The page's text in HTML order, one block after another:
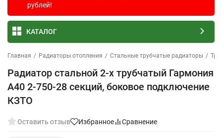
рублей!
КАТАЛОГ
Главная / Радиаторы отопления / Стальные трубчатые радиаторы /
Радиатор стальной 2-х трубчатый Гармония
А40 2-750-28 секций, боковое подключение
КЗТО
Оставить отзыв Избранное Сравнение